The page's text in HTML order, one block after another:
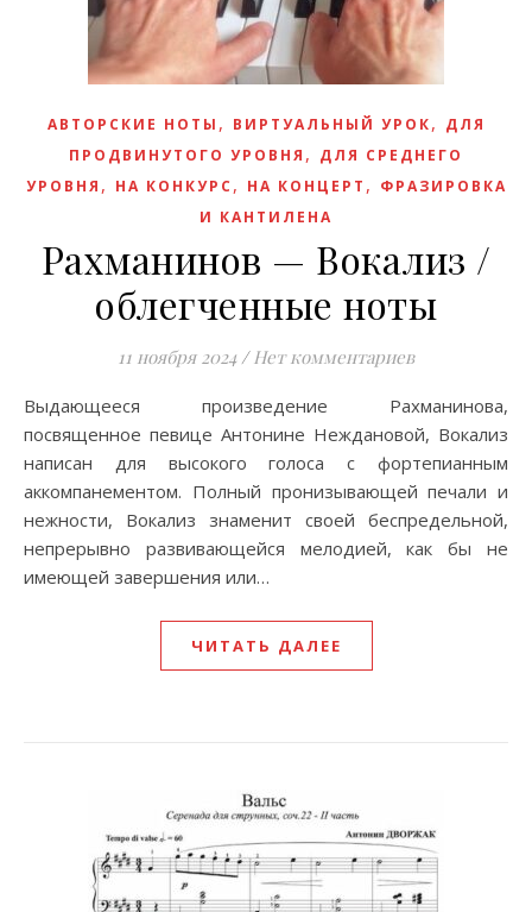
АВТОРСКИЕ НОТЫ , ВИРТУАЛЬНЫЙ УРОК, ДЛЯ
ПРОДВИНУТОГО УРОВНЯ , ДЛЯ СРЕДНЕГО
УРОВНЯ , НА КОНКУРС , НА КОНЦЕРТ , ФРАЗИРОВКА
И КАНТИЛЕНА
Рахманинов — Вокализ /
облегченные ноты
11 ноября 2024 / Нет комментариев
Выдающееся произведение Рахманинова,
посвященное певице Антонине Неждановой, Вокализ
написан для высокого голоса с фортепианным
аккомпанементом. Полный пронизывающей печали и
нежности, Вокализ знаменит своей беспредельной,
непрерывно развивающейся мелодией, как бы не
имеющей завершения или…
ЧИТАТЬ ДАЛЕЕ